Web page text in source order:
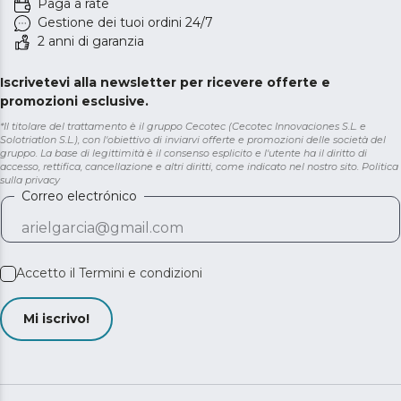
Paga a rate
Gestione dei tuoi ordini 24/7
2 anni di garanzia
Iscrivetevi alla newsletter per ricevere offerte e
promozioni esclusive.
*Il titolare del trattamento è il gruppo Cecotec (Cecotec Innovaciones S.L. e
Solotriatlon S.L.), con l'obiettivo di inviarvi offerte e promozioni delle società del
gruppo. La base di legittimità è il consenso esplicito e l'utente ha il diritto di
accesso, rettifica, cancellazione e altri diritti, come indicato nel nostro sito. Politica
sulla privacy
Correo electrónico
Accetto il Termini e condizioni
Mi iscrivo!